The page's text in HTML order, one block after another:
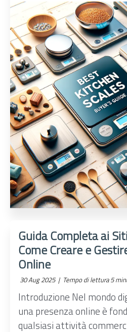
Guida Completa ai
Come Creare e
Online
30 Aug 2025 | Tempo di lettura 5
Introduzione Nel mondo
una presenza online è
qualsiasi attività